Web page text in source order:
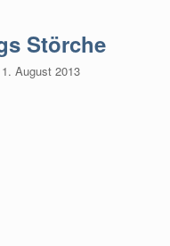
Störche
August 2013